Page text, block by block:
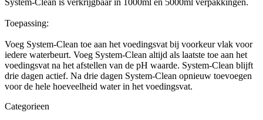
Toepassing:
Voeg System-Clean toe aan het voedingsvat bij voorkeur vlak voor
iedere waterbeurt. Voeg System-Clean altijd als laatste toe aan het
voedingsvat na het afstellen van de pH waarde. System-Clean blijft
drie dagen actief. Na drie dagen System-Clean opnieuw toevoegen
voor de hele hoeveelheid water in het voedingsvat.
Categorieen